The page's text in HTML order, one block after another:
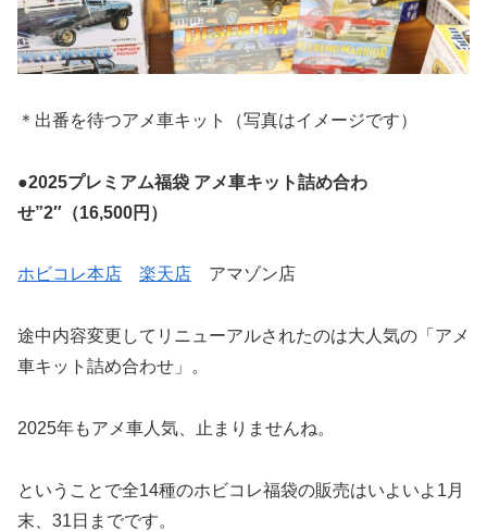
＊出番を待つアメ車キット（写真はイメージです）
●2025プレミアム福袋 アメ車キット詰め合わ
せ”2″（16,500円）
ホビコレ本店 楽天店 アマゾン店
途中内容変更してリニューアルされたのは大人気の「アメ
車キット詰め合わせ」。
2025年もアメ車人気、止まりませんね。
ということで全14種のホビコレ福袋の販売はいよいよ1月
末、31日までです。